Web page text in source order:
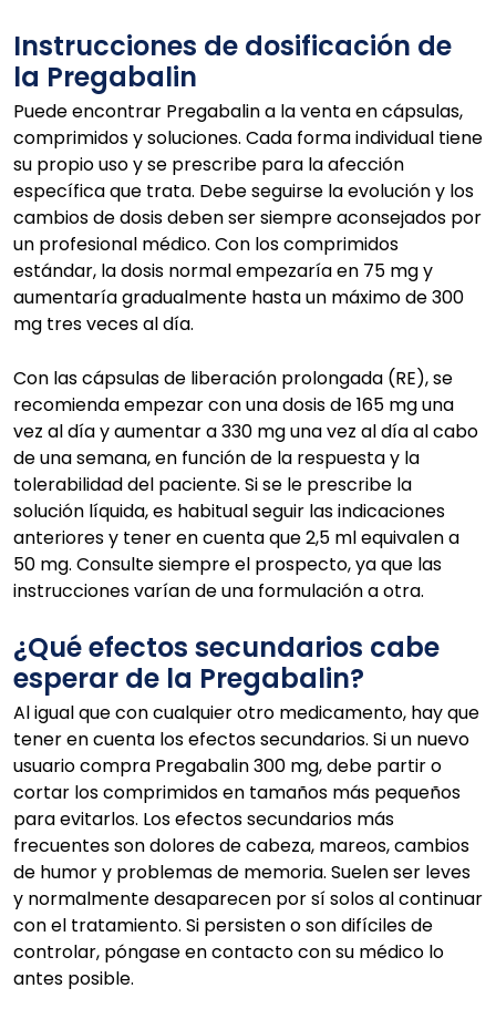
Instrucciones de dosificación de
la Pregabalin
Puede encontrar Pregabalin a la venta en cápsulas,
comprimidos y soluciones. Cada forma individual tiene
su propio uso y se prescribe para la afección
específica que trata. Debe seguirse la evolución y los
cambios de dosis deben ser siempre aconsejados por
un profesional médico. Con los comprimidos
estándar, la dosis normal empezaría en 75 mg y
aumentaría gradualmente hasta un máximo de 300
mg tres veces al día.
Con las cápsulas de liberación prolongada (RE), se
recomienda empezar con una dosis de 165 mg una
vez al día y aumentar a 330 mg una vez al día al cabo
de una semana, en función de la respuesta y la
tolerabilidad del paciente. Si se le prescribe la
solución líquida, es habitual seguir las indicaciones
anteriores y tener en cuenta que 2,5 ml equivalen a
50 mg. Consulte siempre el prospecto, ya que las
instrucciones varían de una formulación a otra.
¿Qué efectos secundarios cabe
esperar de la Pregabalin?
Al igual que con cualquier otro medicamento, hay que
tener en cuenta los efectos secundarios. Si un nuevo
usuario compra Pregabalin 300 mg, debe partir o
cortar los comprimidos en tamaños más pequeños
para evitarlos. Los efectos secundarios más
frecuentes son dolores de cabeza, mareos, cambios
de humor y problemas de memoria. Suelen ser leves
y normalmente desaparecen por sí solos al continuar
con el tratamiento. Si persisten o son difíciles de
controlar, póngase en contacto con su médico lo
antes posible.